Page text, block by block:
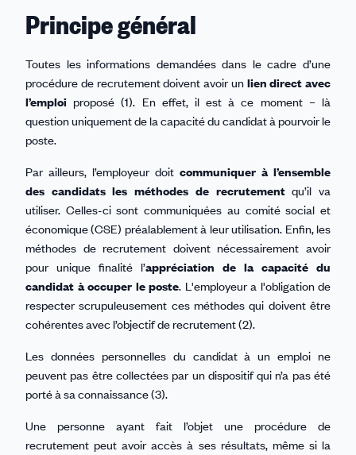
Linkedin
Facebook
Threads
Bluesky
email
Principe général
Toutes les informations demandées dans le cadre d’une
procédure de recrutement doivent avoir un lien direct avec
l’emploi proposé (1). En effet, il est à ce moment – là
question uniquement de la capacité du candidat à pourvoir le
poste.
Par ailleurs, l’employeur doit communiquer à l’ensemble
des candidats les méthodes de recrutementqu’il va
utiliser. Celles-ci sont communiquées au comité social et
économique (CSE) préalablement à leur utilisation. Enfin, les
méthodes de recrutement doivent nécessairement avoir
pour unique finalité l’appréciation de la capacité du
candidat à occuper le poste. L'employeur a l'obligation de
respecter scrupuleusement ces méthodes qui doivent être
cohérentes avec l’objectif de recrutement (2).
Les données personnelles du candidat à un emploi ne
peuvent pas être collectées par un dispositif qui n’a pas été
porté à sa connaissance (3).
Une personne ayant fait l’objet une procédure de
recrutement peut avoir accès à ses résultats, même si la